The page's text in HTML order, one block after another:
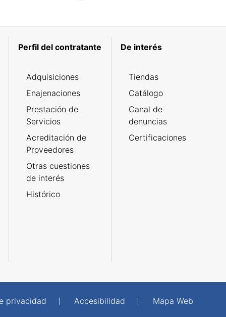
Perfil del contratante
Adquisiciones
Enajenaciones
Prestación de
Servicios
Acreditación de
Proveedores
Otras cuestiones
de interés
Histórico
De interés
Tiendas
Catálogo
Canal de
denuncias
Certificaciones
privacidad Accesibilidad
Mapa Web